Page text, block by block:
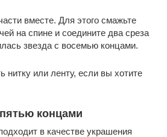
вместе. Для этого смажьте
на спине и соедините два среза
звезда с восемью концами.
нитку или ленту, если вы хотите
концами
в качестве украшения